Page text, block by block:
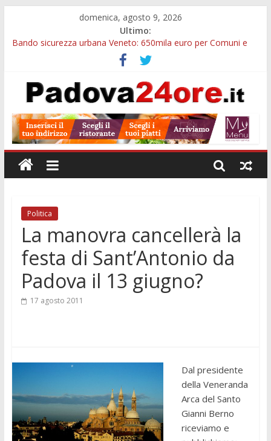
domenica, agosto 9, 2026
Ultimo:
Bando sicurezza urbana Veneto: 650mila euro per Comuni e
Restauro 2026, chiuse le domande: 2,5 milioni per formare
nuove competenze in Veneto
Calici di Stelle Arzergrande: astronomia, musica e sapori al
Notizie di Padova alle ore 10: censimento a Monselice, arresto
antidroga e siccità
Notizie di Padova alle ore 23: maltrattamenti, arresto a
Limena e progetto Cool Shop
Politica
La manovra cancellerà la
festa di Sant’Antonio da
Padova il 13 giugno?
17 agosto 2011
Dal presidente
della Veneranda
Arca del Santo
Gianni Berno
riceviamo e